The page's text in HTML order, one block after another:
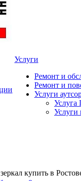
Услуги
Ремонт и
Ремонт и
Услуги
Услуга
купить в